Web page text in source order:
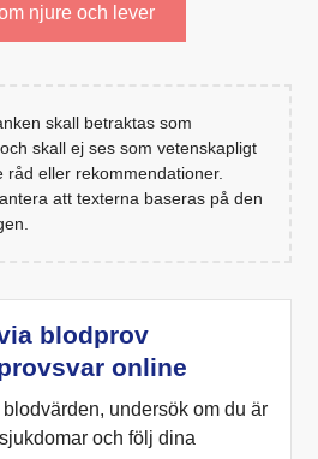
njure och lever
skall betraktas som
skall ej ses som vetenskapligt
råd eller rekommendationer.
att texterna baseras på den
blodprov
online
undersök om du är
och följ dina